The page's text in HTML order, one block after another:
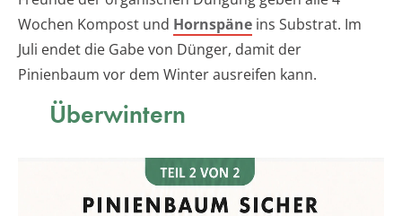
Wochen Kompost und Hornspäne ins Substrat. Im
Juli endet die Gabe von Dünger, damit der
Pinienbaum vor dem Winter ausreifen kann.
Überwintern